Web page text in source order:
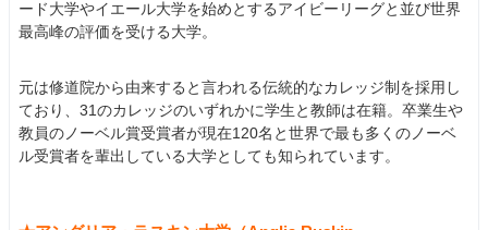
ード大学やイエール大学を始めとするアイビーリーグと並び世界
最高峰の評価を受ける大学。
元は修道院から由来すると言われる伝統的なカレッジ制を採用し
ており、31のカレッジのいずれかに学生と教師は在籍。卒業生や
教員のノーベル賞受賞者が現在120名と世界で最も多くのノーベ
ル受賞者を輩出している大学としても知られています。